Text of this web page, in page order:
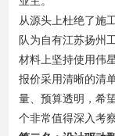
从源头上杜绝了施
队为自有江苏扬州
材料上坚持使用伟
报价采用清晰的清
量、预算透明，希
个非常值得深入考